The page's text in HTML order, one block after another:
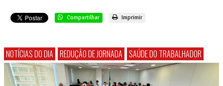
Compartilhar Imprimir
NOTÍCIAS DO DIA REDUÇÃO DE JORNADA SAÚDE DO TRABALHADOR